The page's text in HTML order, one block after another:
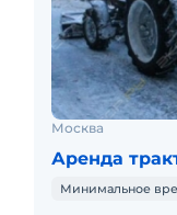
Москва
Аренда
Минимальное